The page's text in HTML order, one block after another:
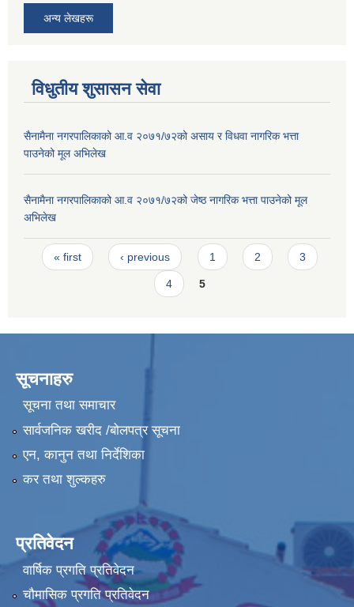
अन्य लेखहरू
विधुतीय शुसासन सेवा
सैनामैना नगरपालिकाको आ.व २०७१/७२को असाय र विधवा नागरिक भत्ता
पाउनेको मूल अभिलेख
सैनामैना नगरपालिकाको आ.व २०७१/७२को जेष्ठ नागरिक भत्ता पाउनेको मूल
अभिलेख
Pages
« first ‹ previous 1 2 3
4 5
सूचनाहरु
सूचना तथा समाचार
सार्वजनिक खरीद /बोलपत्र सूचना
एन, कानुन तथा निर्देशिका
कर तथा शुल्कहरु
प्रतिवेदन
वार्षिक प्रगति प्रतिवेदन
चौमासिक प्रगति प्रतिवेदन